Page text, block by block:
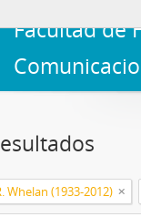
Facultad de
Whelan (1933-2012)